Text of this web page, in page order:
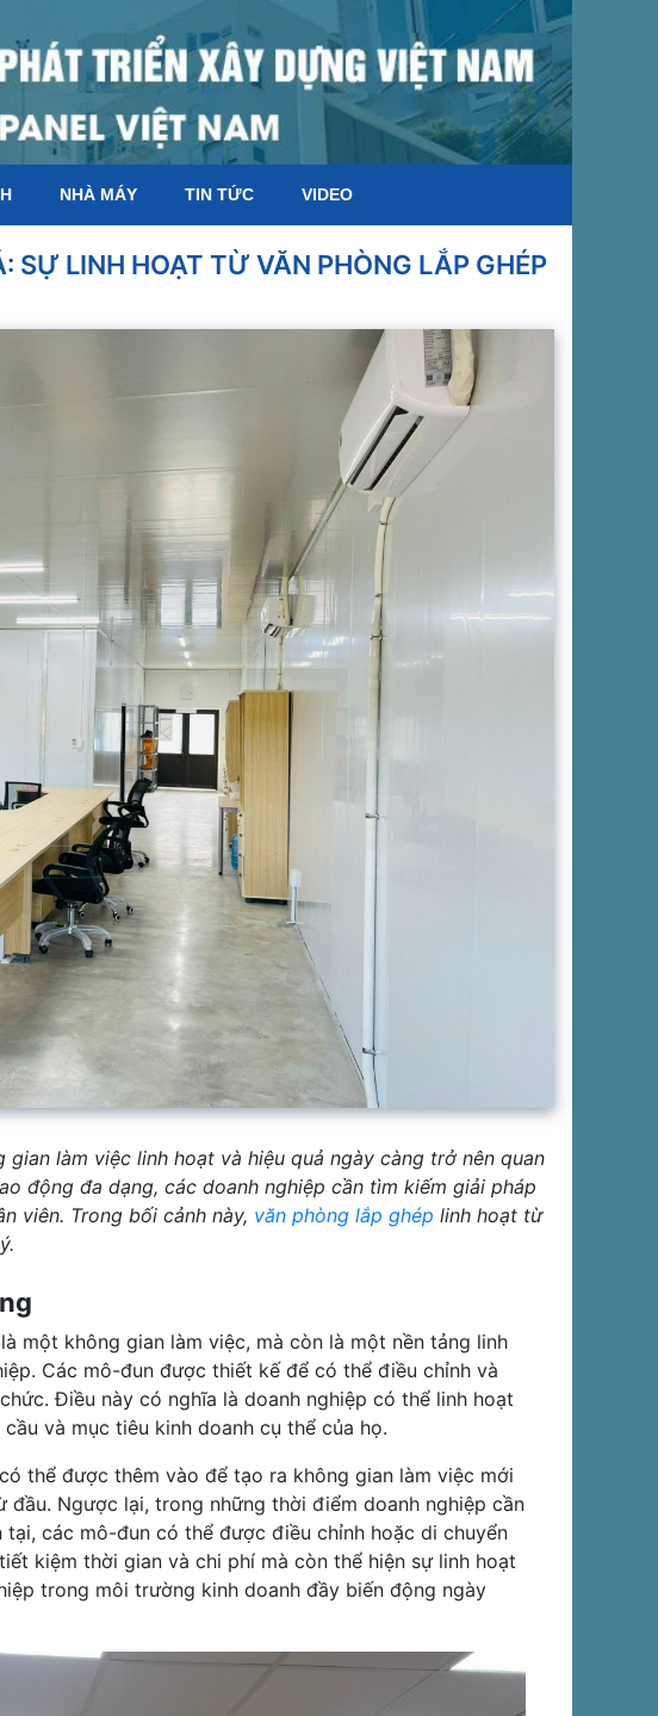
NHÀ MÁY TIN TỨC VIDEO
SỰ LINH HOẠT TỪ VĂN PHÒNG LẮP GHÉP
làm việc linh hoạt và hiệu quả ngày càng trở nên quan
động đa dạng, các doanh nghiệp cần tìm kiếm giải pháp
viên. Trong bối cảnh này, văn phòng lắp ghép linh hoạt từ
một không gian làm việc, mà còn là một nền tảng linh
Các mô-đun được thiết kế để có thể điều chỉnh và
Điều này có nghĩa là doanh nghiệp có thể linh hoạt
và mục tiêu kinh doanh cụ thể của họ.
thể được thêm vào để tạo ra không gian làm việc mới
Ngược lại, trong những thời điểm doanh nghiệp cần
các mô-đun có thể được điều chỉnh hoặc di chuyển
kiệm thời gian và chi phí mà còn thể hiện sự linh hoạt
trong môi trường kinh doanh đầy biến động ngày